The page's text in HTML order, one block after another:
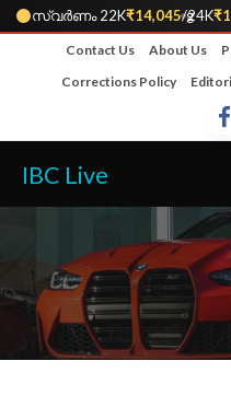
സ്വർണം 22K₹14,045/g
•24K
Contact Us About Us
Corrections Policy
IBC Live